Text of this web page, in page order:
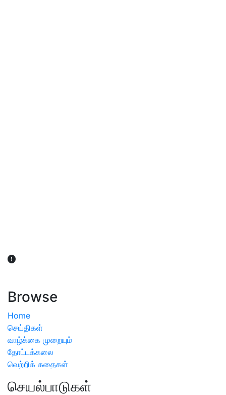
Browse
Home
செய்திகள்
வாழ்க்கை முறையும்
தோட்டக்கலை
வெற்றிக் கதைகள்
செயல்பாடுகள்